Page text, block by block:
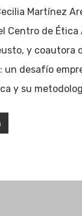
Martínez
Centro de Ética
y coautora
un desafío
y su